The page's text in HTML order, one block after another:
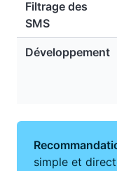
Filtrage des
SMS
Développement
simple et